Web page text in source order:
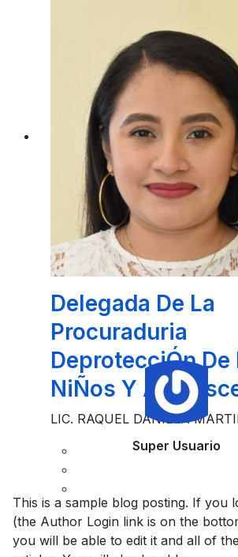
Coordinadora
Municipal
C. MARIA MERCEDES
Delegada De La
Procuraduria
DeprotecciÓn De
NiÑos Y
LIC. RAQUEL DANIELA
Super Usuario
This is a sample blog posting. If you
(the Author Login link is on the
you will be able to edit it and all of